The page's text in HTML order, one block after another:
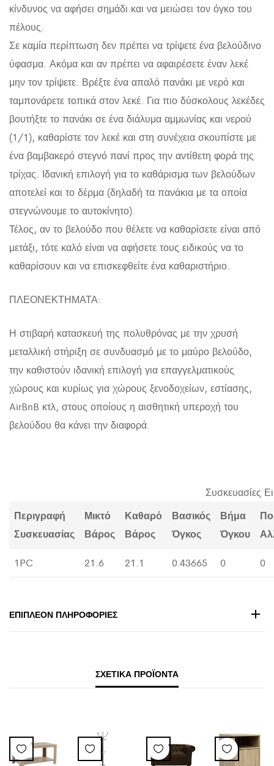
κίνδυνος να αφήσει σημάδι και να μειώσει τον όγκο του
πέλους.
Σε καμία περίπτωση δεν πρέπει να τρίψετε ένα βελούδινο
ύφασμα. Ακόμα και αν πρέπει να αφαιρέσετε έναν λεκέ
μην τον τρίψετε. Βρέξτε ένα απαλό πανάκι με νερό και
ταμπονάρετε τοπικά στον λεκέ. Για πιο δύσκολους λεκέδες
βουτήξτε το πανάκι σε ένα διάλυμα αμμωνίας και νερού
(1/1), καθαρίστε τον λεκέ και στη συνέχεια σκουπίστε με
ένα βαμβακερό στεγνό πανί προς την αντίθετη φορά της
τρίχας. Ιδανική επιλογή για το καθάρισμα των βελούδων
αποτελεί και το δέρμα (δηλαδή τα πανάκια με τα οποία
στεγνώνουμε το αυτοκίνητο).
Τέλος, αν το βελούδο που θέλετε να καθαρίσετε είναι από
μετάξι, τότε καλό είναι να αφήσετε τους ειδικούς να το
καθαρίσουν και να επισκεφθείτε ένα καθαριστήριο.
ΠΛΕΟΝΕΚΤΗΜΑΤΑ:
Η στιβαρή κατασκευή της πολυθρόνας με την χρυσή
μεταλλική στήριξη σε συνδυασμό με το μαύρο βελούδο,
την καθιστούν ιδανική επιλογή για επαγγελματικούς
χώρους και κυρίως για χώρους ξενοδοχείων, εστίασης,
AirBnB κτλ, στους οποίους η αισθητική υπεροχή του
βελούδου θα κάνει την διαφορά.
Συσκευασίες
Περιγραφή
Συσκευασίας
Μικτό
Βάρος
Καθαρό
Βάρος
Βασικός
Όγκος
Βήμα
Όγκου
1PC 21.6 21.1 0.43665 0 0
ΕΠΙΠΛΈΟΝ ΠΛΗΡΟΦΟΡΊΕΣ
ΣΧΕΤΙΚΆ ΠΡΟΪΌΝΤΑ